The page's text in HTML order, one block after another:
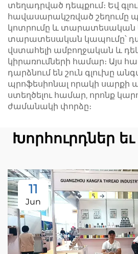
տեղադրված դեպքում։ Եվ
հավասարակշռված շեղումը
կոտրումը և տարատեսական
տարատեսական կապումը՝
վստահելի ամբողջական և
կիրառումների համար։ Այս
դարձնում են շուն գլուխը
պրոֆեսիոնալ որակի սարքի
ստեղծելու համար, որոնք
ժամանակի փորձը։
Խորհուրդներ
11
Jun